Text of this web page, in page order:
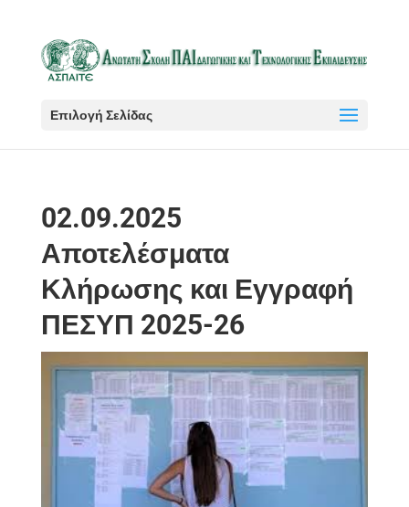
Επιλογή Σελίδας
02.09.2025
Αποτελέσματα
Κλήρωσης και Εγγραφή
ΠΕΣΥΠ 2025-26